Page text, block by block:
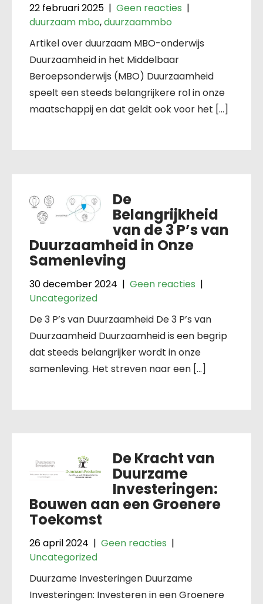
22 februari 2025 | Geen reacties |
duurzaam mbo,duurzaammbo
Artikel over duurzaam MBO-onderwijs
Duurzaamheid in het Middelbaar
Beroepsonderwijs (MBO) Duurzaamheid
speelt een steeds belangrijkere rol in onze
maatschappij en dat geldt ook voor het […]
De
Belangrijkheid
van de 3 P’s van
Duurzaamheid in Onze
Samenleving
30 december 2024 | Geen reacties |
Uncategorized
De 3 P’s van Duurzaamheid De 3 P’s van
Duurzaamheid Duurzaamheid is een begrip
dat steeds belangrijker wordt in onze
samenleving. Het streven naar een […]
De Kracht van
Duurzame
Investeringen:
Bouwen aan een Groenere
Toekomst
26 april 2024 | Geen reacties |
Uncategorized
Duurzame Investeringen Duurzame
Investeringen: Investeren in een Groenere